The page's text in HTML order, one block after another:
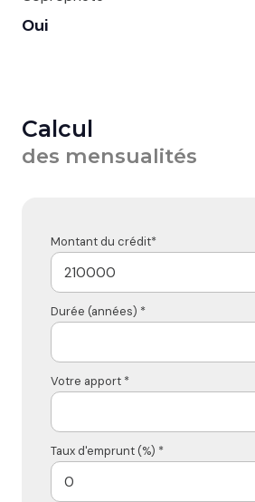
Oui
Calcul
des mensualités
Montant du crédit*
Durée (années) *
Votre apport *
Taux d'emprunt (%) *